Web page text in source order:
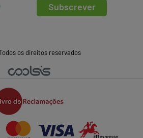
Subscrever
os direitos reservados